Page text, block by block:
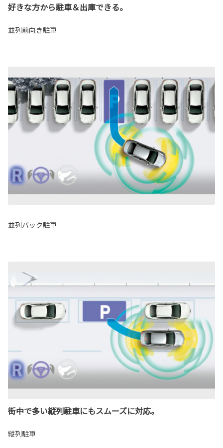
好きな方から駐車＆出庫できる。
並列前向き駐車
並列バック駐車
街中で多い縦列駐車にもスムーズに対応。
縦列駐車